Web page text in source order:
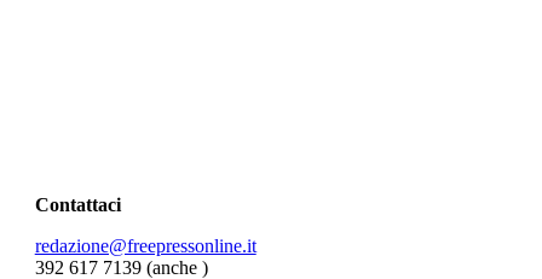
Contattaci
redazione@freepressonline.it
392 617 7139 (anche )